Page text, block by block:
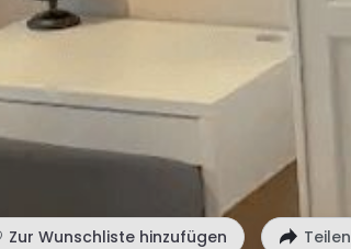
Zur Wunschliste hinzufügen Teilen